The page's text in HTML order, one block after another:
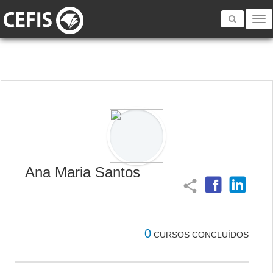
Toggle
Ana Maria Santos
share
0 CURSOS CONCLUÍDOS